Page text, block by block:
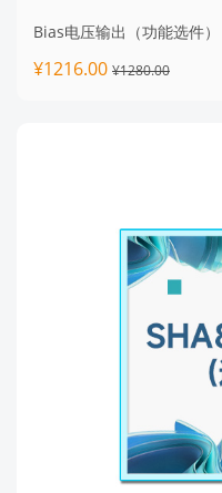
Bias电压输出（功能选件）
¥1216.00 ¥1280.00